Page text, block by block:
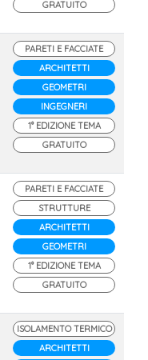
GRATUITO
PARETI E FACCIATE
ARCHITETTI
GEOMETRI
INGEGNERI
1° EDIZIONE TEMA
GRATUITO
PARETI E FACCIATE
STRUTTURE
ARCHITETTI
GEOMETRI
1° EDIZIONE TEMA
GRATUITO
ISOLAMENTO TERMICO
ARCHITETTI